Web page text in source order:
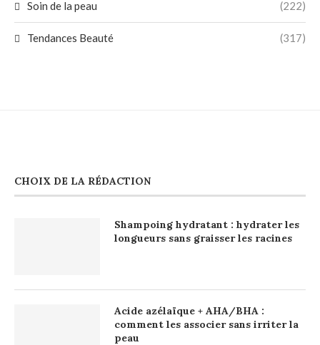
Soin de la peau (222)
Tendances Beauté (317)
CHOIX DE LA RÉDACTION
Shampoing hydratant : hydrater les
longueurs sans graisser les racines
Acide azélaïque + AHA/BHA :
comment les associer sans irriter la
peau